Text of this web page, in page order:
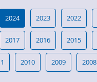
2024 2023 2022
2017 2016 2015
2010 2009 2008